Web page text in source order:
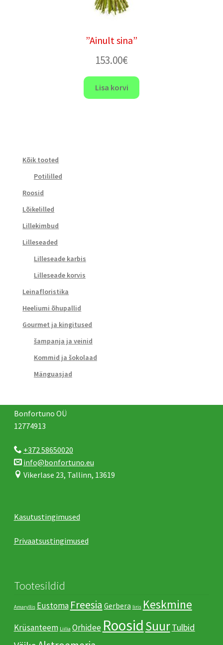
”Ainult sina”
153.00€
Lisa korvi
Kõik tooted
Potililled
Roosid
Lõikelilled
Lillekimbud
Lilleseaded
Lilleseade karbis
Lilleseade korvis
Leinafloristika
Heeliumi õhupallid
Gourmet ja kingitused
šampanja ja veinid
Kommid ja šokolaad
Mänguasjad
Bonfortuno OÜ
12774913
+372 58650020
info@bonfortuno.eu
Vikerlase 23, Tallinn, 13619
Kasutustingimused
Privaatsustingimused
Tootesildid
Amaryllis Eustoma Freesia Gerbera Iiris Keskmine
Krüsanteem Liilia Orhidee RoosidSuurTulbid